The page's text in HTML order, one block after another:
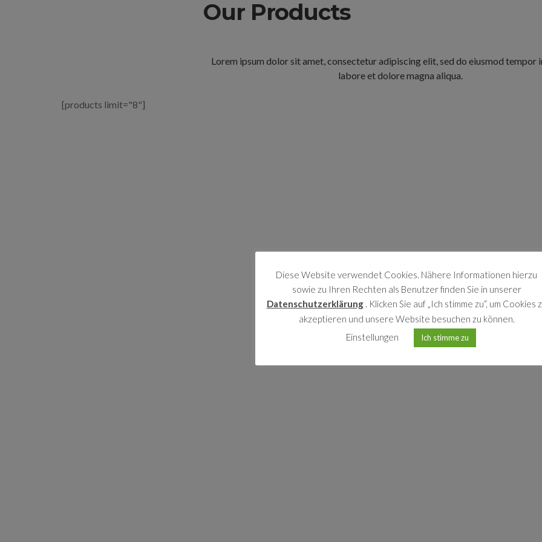
Our Products
Lorem ipsum dolor sit amet, consectetur adipiscing elit, sed do eiusmod tempor
labore et dolore magna aliqua.
[products limit="8"]
Diese Website verwendet Cookies. Nähere Informationen hierzu
sowie zu Ihren Rechten als Benutzer finden Sie in unserer
Datenschutzerklärung. Klicken Sie auf „Ich stimme zu“, um Cookies
akzeptieren und unsere Website besuchen zu können.
Einstellungen
Ich stimme zu